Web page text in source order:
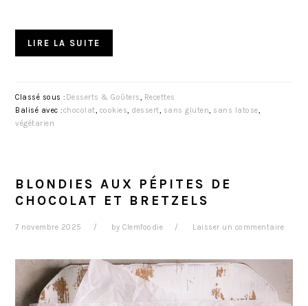
LIRE LA SUITE
Classé sous : Desserts & Goûters, Recettes
Balisé avec :chocolat, cookies, dessert, sans gluten, sans latose,
végétarien
BLONDIES AUX PÉPITES DE
CHOCOLAT ET BRETZELS
7 novembre 2025 byClemfoodie Laisser un commentaire